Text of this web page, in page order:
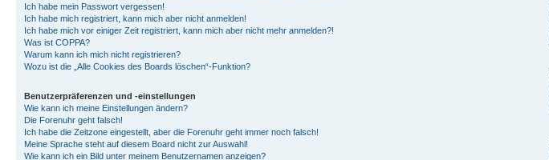
Ich habe mein Passwort vergessen!
Ich habe mich registriert, kann mich aber nicht anmelden!
Ich habe mich vor einiger Zeit registriert, kann mich aber nicht mehr anmelden?!
Was ist COPPA?
Warum kann ich mich nicht registrieren?
Wozu ist die „Alle Cookies des Boards löschen“-Funktion?
Benutzerpräferenzen und -einstellungen
Wie kann ich meine Einstellungen ändern?
Die Forenuhr geht falsch!
Ich habe die Zeitzone eingestellt, aber die Forenuhr geht immer noch falsch!
Meine Sprache steht auf diesem Board nicht zur Auswahl!
Wie kann ich ein Bild unter meinem Benutzernamen anzeigen?